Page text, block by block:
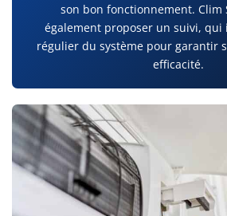
son bon fonctionnement. Clim
également proposer un suivi, qui
régulier du système pour garantir
efficacité.